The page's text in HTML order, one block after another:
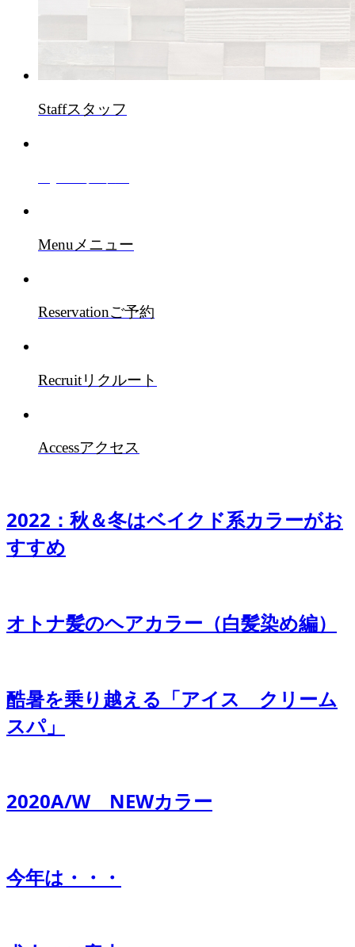
Staffスタッフ
Menu メニュー
Reservationご予約
Recruitリクルート
Accessアクセス
2022：秋＆冬はベイクド系カラーがお
すすめ
オトナ髪のヘアカラー（白髪染め編）
酷暑を乗り越える「アイス クリーム
スパ」
2020A/W NEWカラー
今年は・・・